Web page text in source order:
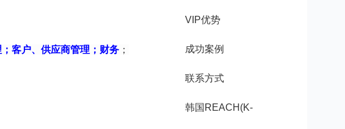
客户、供应商管理；财务 ；
VIP优势
成功案例
联系方式
韩国REACH(K-